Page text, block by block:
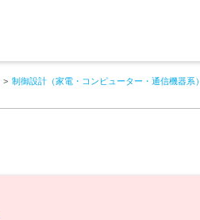
制御設計（家電・コンピューター・通信機器系）